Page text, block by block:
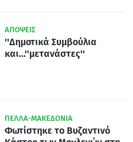
ΑΠΟΨΕΙΣ
''Δημοτικά Συμβούλια
και...''μετανάστες''
ΠΕΛΛΑ-ΜΑΚΕΔΟΝΙΑ
Φωτίστηκε το Βυζαντινό